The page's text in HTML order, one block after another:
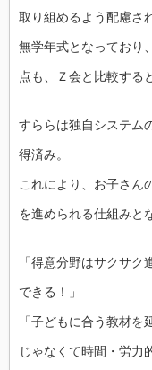
取り組めるよう配慮さ
無学年式となっており
点も、Ｚ会と比較する
すららは独自システム
得済み。
これにより、お子さん
を進められる仕組みと
「得意分野はサクサ
できる！」
「子どもに合う教材
じゃなくて時間・労力